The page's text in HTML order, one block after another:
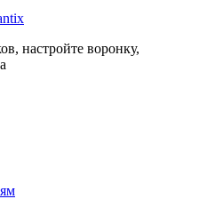
настройте воронку,